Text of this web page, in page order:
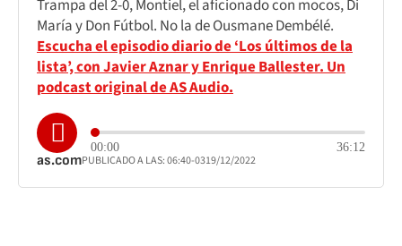
Trampa del 2-0, Montiel, el aficionado con mocos, Di
María y Don Fútbol. No la de Ousmane Dembélé.
Escucha el episodio diario de ‘Los últimos de la
lista’, con Javier Aznar y Enrique Ballester. Un
podcast original de AS Audio.
00:00 36:12
as.comPUBLICADO A LAS:06:40-0319/12/2022